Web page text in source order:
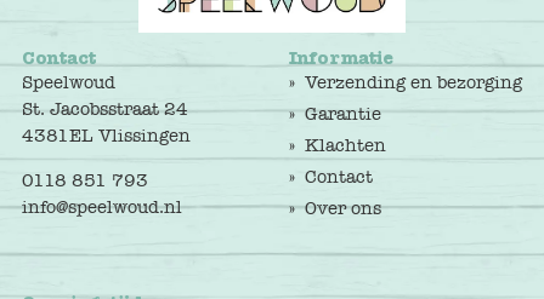
Contact
Speelwoud
St. Jacobsstraat 24
4381EL Vlissingen
0118 851 793
info@speelwoud.nl
Informatie
Verzending en bezorging
Garantie
Klachten
Contact
Over ons